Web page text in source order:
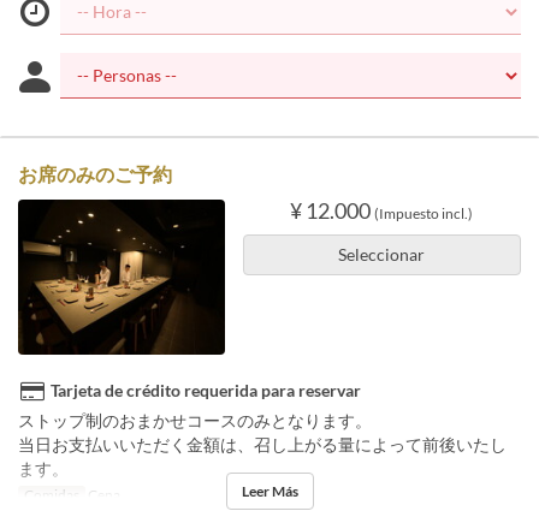
お席のみのご予約
¥ 12.000 (Impuesto incl.)
Seleccionar
Tarjeta de crédito requerida para reservar
ストップ制のおまかせコースのみとなります。
当日お支払いいただく金額は、召し上がる量によって前後いたし
ます。
Comidas Cena Leer Más